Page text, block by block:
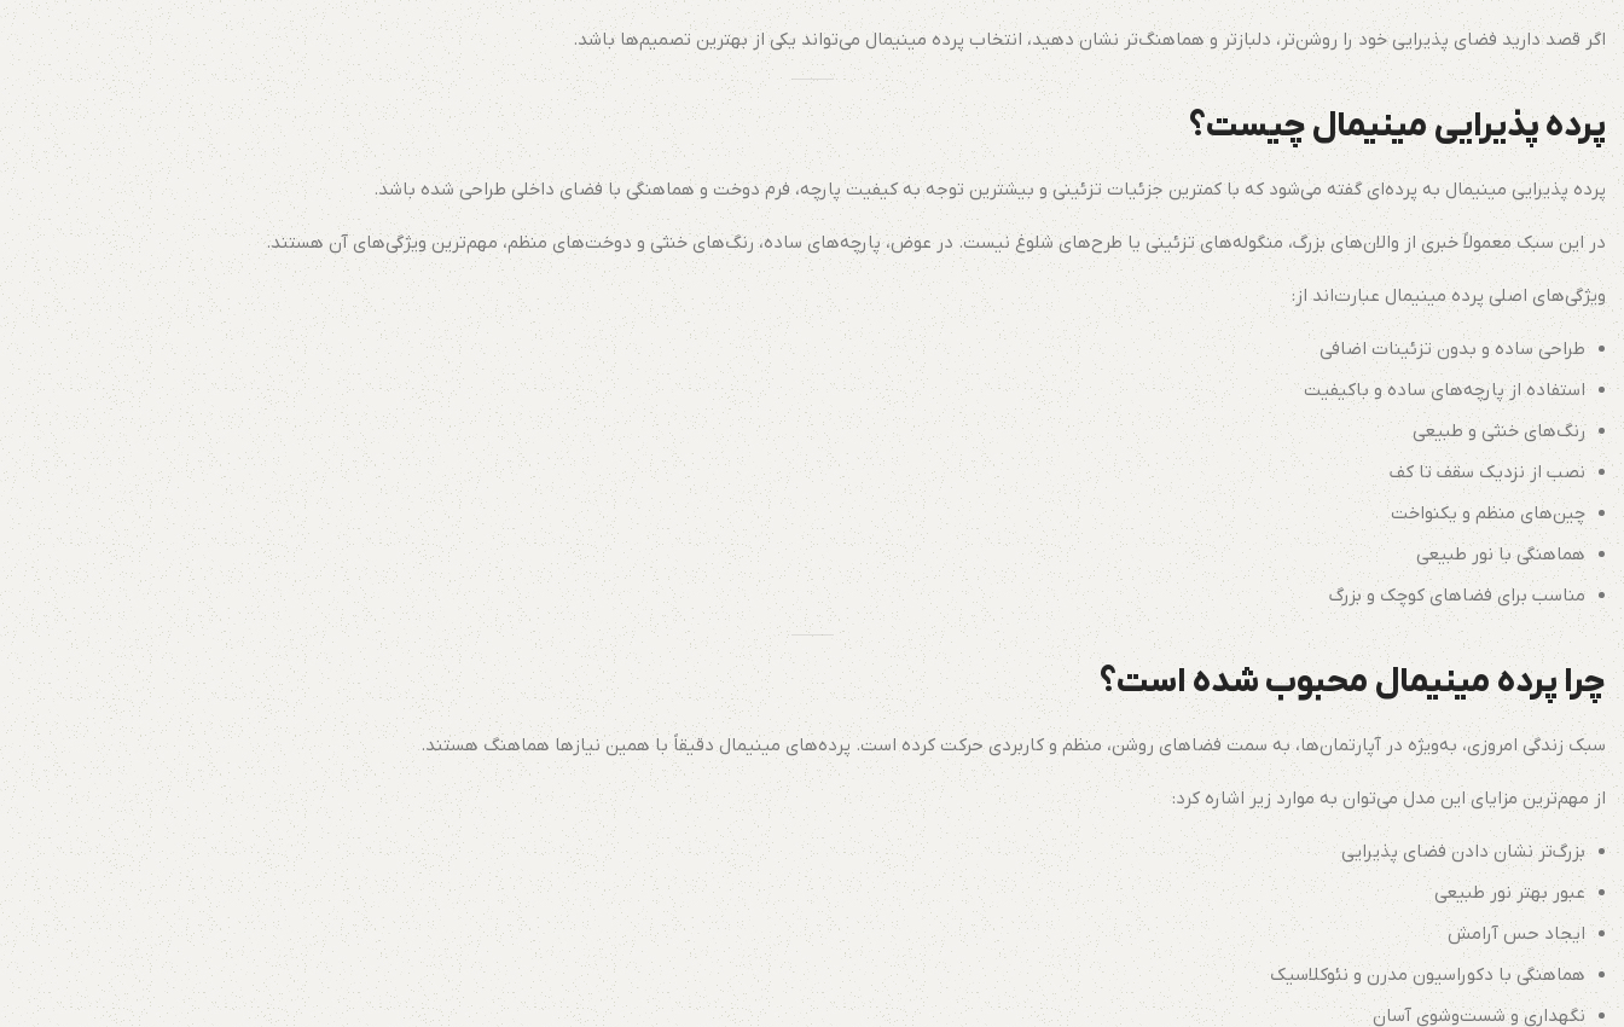
اگر قصد دارید فضای پذیرایی خود را روشن‌تر، دلبازتر و هماهنگ‌تر نشان دهید، انتخاب پرده مینیمال می‌تواند یکی از بهترین تصمیم‌ها باشد.
پرده پذیرایی مینیمال چیست؟
پرده پذیرایی مینیمال به پرده‌ای گفته می‌شود که با کمترین جزئیات تزئینی و بیشترین توجه به کیفیت پارچه، فرم دوخت و هماهنگی با فضای داخلی طراحی شده باشد.
در این سبک معمولاً خبری از والان‌های بزرگ، منگوله‌های تزئینی یا طرح‌های شلوغ نیست. در عوض، پارچه‌های ساده، رنگ‌های خنثی و دوخت‌های منظم، مهم‌ترین ویژگی‌های آن هستند.
ویژگی‌های اصلی پرده مینیمال عبارت‌اند از:
طراحی ساده و بدون تزئینات اضافی
استفاده از پارچه‌های ساده و باکیفیت
رنگ‌های خنثی و طبیعی
نصب از نزدیک سقف تا کف
چین‌های منظم و یکنواخت
هماهنگی با نور طبیعی
مناسب برای فضاهای کوچک و بزرگ
چرا پرده مینیمال محبوب شده است؟
سبک زندگی امروزی، به‌ویژه در آپارتمان‌ها، به سمت فضاهای روشن، منظم و کاربردی حرکت کرده است. پرده‌های مینیمال دقیقاً با همین نیازها هماهنگ هستند.
از مهم‌ترین مزایای این مدل می‌توان به موارد زیر اشاره کرد:
بزرگ‌تر نشان دادن فضای پذیرایی
عبور بهتر نور طبیعی
ایجاد حس آرامش
هماهنگی با دکوراسیون مدرن و نئوکلاسیک
نگهداری و شست‌وشوی آسان